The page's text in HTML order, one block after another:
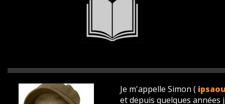
Je m'appelle Simon (
et depuis quelques années